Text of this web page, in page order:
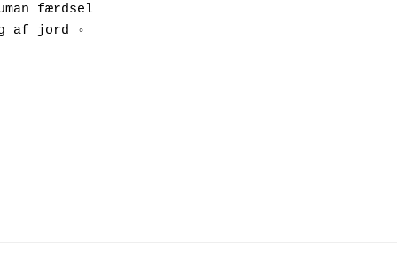
færdsel
af jord ◦